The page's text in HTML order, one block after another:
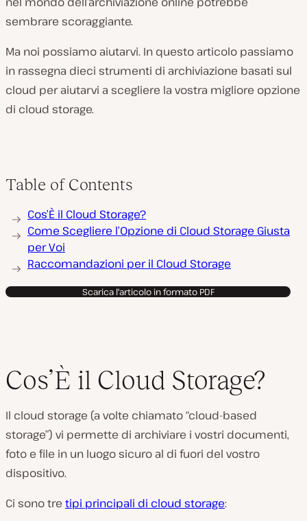
sembrare scoraggiante.
Ma noi possiamo aiutarvi. In questo articolo passiamo
in rassegna dieci strumenti di archiviazione basati sul
cloud per aiutarvi a scegliere la vostra migliore opzione
di cloud storage.
Table of Contents
Cos’È il Cloud Storage?
Come Scegliere l’Opzione di Cloud Storage Giusta
per Voi
Raccomandazioni per il Cloud Storage
Scarica l'articolo in formato PDF
Cos’È il Cloud Storage?
Il cloud storage (a volte chiamato “cloud-based
storage”) vi permette di archiviare i vostri documenti,
foto e file in un luogo sicuro al di fuori del vostro
dispositivo.
Ci sono tre tipi principali di cloud storage: